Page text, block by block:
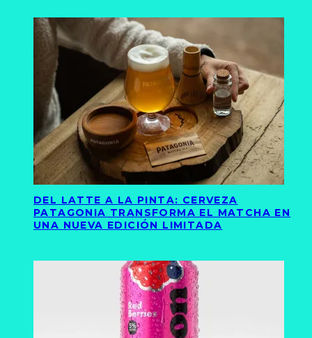
DEL LATTE A LA PINTA: CERVEZA
PATAGONIA TRANSFORMA EL MATCHA EN
UNA NUEVA EDICIÓN LIMITADA